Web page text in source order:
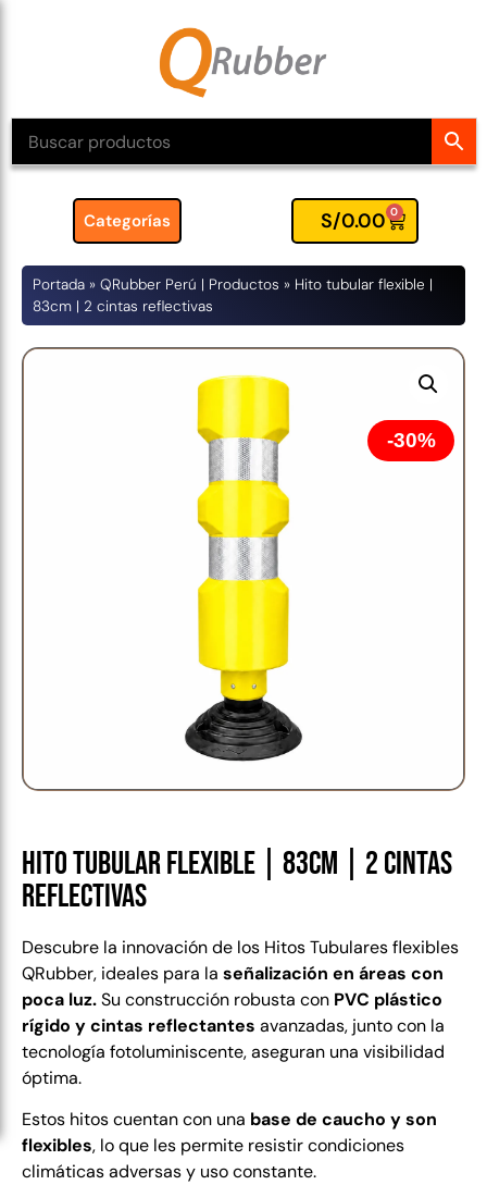
Categorías S/0.00 0
Portada » QRubber Perú | Productos » Hito tubular flexible |
83cm | 2 cintas reflectivas
30%
Hito tubular flexible | 83cm | 2 cintas
reflectivas
Descubre la innovación de los Hitos Tubulares flexibles
QRubber, ideales para la señalización en áreas con
poca luz.Su construcción robusta con PVC plástico
rígido y cintas reflectantes avanzadas, junto con la
tecnología fotoluminiscente, aseguran una visibilidad
óptima.
Estos hitos cuentan con una base de caucho y son
flexibles, lo que les permite resistir condiciones
climáticas adversas y uso constante.